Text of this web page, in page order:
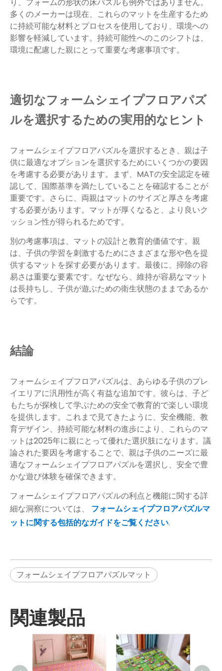
り、フォームの形状の床パズルも例外ではありません。
多くのメーカーは現在、これらのマットを生産するため
に持続可能な材料とプロセスを使用しており、環境への
影響を軽減しています。持続可能性へのこのシフトは、
環境に配慮した親にとって重要な考慮事項です。
適切なフォームシェイプフロアパズ
ルを選択するための実用的なヒント
フォームシェイプフロアパズルを選択するとき、親は子
供に最適なオプションを選択するためにいくつかの要因
を考慮する必要があります。まず、MATの安全認定を確
認して、国際基準を満たしていることを確認することが
重要です。さらに、両親はマットのサイズと厚さを考慮
する必要があります。マットが厚くなると、より良いク
ッション性が得られるためです。
別の考慮事項は、マットの設計と教育的価値です。親
は、子供の学習を刺激するためにさまざまな形や色を提
供するマットを探す必要があります。最後に、掃除の容
易さは重要な要素です。なぜなら、維持が容易なマット
は長持ちし、子供が遊ぶための衛生状態のままであるか
らです。
結論
フォームシェイプフロアパズルは、あらゆる子供のプレ
イエリアに汎用性が高く有益な追加です。彼らは、子ど
もたちが探検して学ぶための安全で教育的で楽しい環境
を提供します。これまで見てきたように、安全機能、教
育デザイン、持続可能な材料の進歩により、これらのマ
ットは2025年に親にとって優れた選択肢になります。議
論された要因を考慮することで、親は子供のニーズに最
適なフォームシェイプフロアパズルを選択し、安全で豊
かな遊び体験を確保できます。
フォームシェイプフロアパズルの利点と機能に関する詳
細な洞察については、 フォームシェイプフロアパズルマ
ットに関する包括的なガイドをご覧ください.
フォームシェイプフロアパズルマット
関連製品